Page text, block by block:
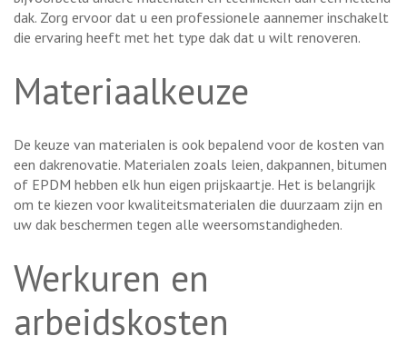
dak. Zorg ervoor dat u een professionele aannemer inschakelt
die ervaring heeft met het type dak dat u wilt renoveren.
Materiaalkeuze
De keuze van materialen is ook bepalend voor de kosten van
een dakrenovatie. Materialen zoals leien, dakpannen, bitumen
of EPDM hebben elk hun eigen prijskaartje. Het is belangrijk
om te kiezen voor kwaliteitsmaterialen die duurzaam zijn en
uw dak beschermen tegen alle weersomstandigheden.
Werkuren en
arbeidskosten